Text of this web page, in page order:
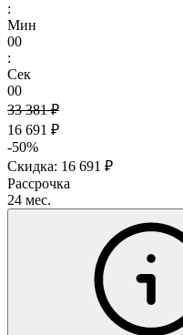
:
Мин
00
:
Сек
00
33 381 ₽
16 691 ₽
-50%
Скидка: 16 691 ₽
Рассрочка
24 мес.